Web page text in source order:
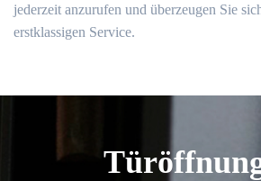
jederzeit anzurufen und überzeugen Sie
erstklassigen Service.